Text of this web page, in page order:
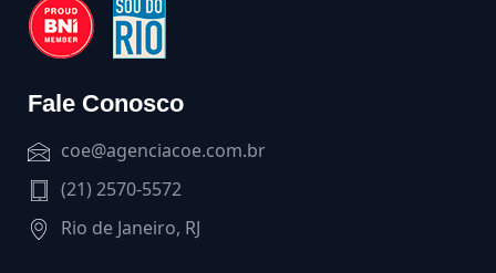
Fale Conosco
coe@agenciacoe.com.br
(21) 2570-5572
Rio de Janeiro, RJ